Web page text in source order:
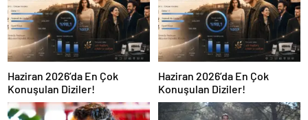
Haziran 2026’da En Çok
Konuşulan Diziler!
Haziran 2026’da En Çok
Konuşulan Diziler!